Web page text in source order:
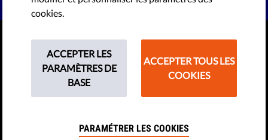
DROITS D'AUETUR
Dites non à la censure en ligne
en Europe !
la liberté d'expression en Europe.
cookies.
ACCEPTER LES
PARAMÈTRES DE
BASE
ACCEPTER TOUS LES
COOKIES
PARAMÉTRER LES COOKIES